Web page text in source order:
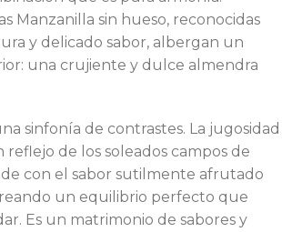
Manzanilla sin hueso, reconocidas
y delicado sabor, albergan un
una crujiente y dulce almendra
sinfonía de contrastes. La jugosidad
reflejo de los soleados campos de
con el sabor sutilmente afrutado
un equilibrio perfecto que
Es un matrimonio de sabores y